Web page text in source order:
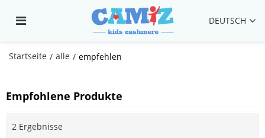
DEUTSCH
Startseite / alle / empfehlen
Empfohlene Produkte
2 Ergebnisse